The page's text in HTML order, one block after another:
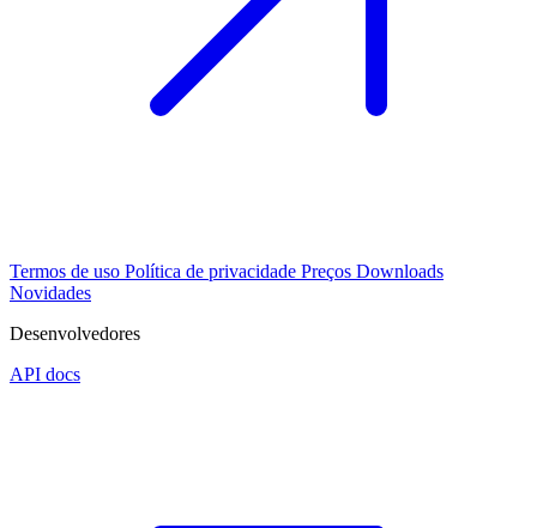
Termos de uso Política de privacidade Preços Downloads
Novidades
Desenvolvedores
API docs